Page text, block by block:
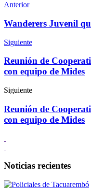
Anterior
Wanderers Juvenil
Siguiente
Reunión de
con equipo de Mides
Siguiente
Reunión de
con equipo de Mides
Noticias recientes